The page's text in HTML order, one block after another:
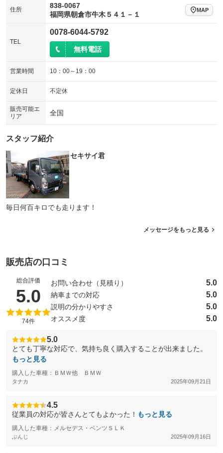
住所
838-0067
福岡県朝倉市牛木５４１－１
MAP
TEL
0078-6044-5792
無料電話
営業時間 10：00～19：00
定休日 不定休
販売可能エ
リア
全国
スタッフ紹介
セキサイ君
毎日何百キロでも走ります！
メッセージをもっと見る
販売店の口コミ
総合評価
5.0 （5点満点中）
74件
お問い合わせ（見積り） 5.0
納車までの対応 5.0
説明の分かりやすさ 5.0
オススメ度 5.0
5.0
とても丁寧な対応で、気持ち良く購入することが出来ました。
もっと見る
購入した車種：ＢＭＷ他 ＢＭＷ
タナカ 2025年09月21日
4.5
従業員の対応が皆さんとてもよかった！ もっと見る
購入した車種：メルセデス・ベンツＳＬＫ
ぶんじ 2025年09月16日